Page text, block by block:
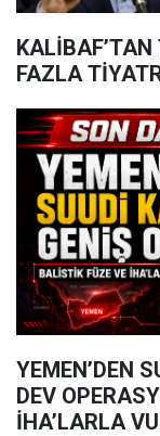
KALİBAF’TAN
FAZLA
YEMEN’DEN
DEV
İHA’LARLA